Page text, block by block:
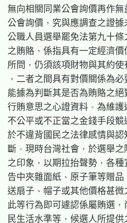
無向相關同業公會詢價再作
公會詢價，究與應調查之證
公職人員選舉罷免法第九十
之賄賂，係指具有一定經濟
所問，仍須該項財物與其約
，二者之間具有對價關係為
能據為判斷其是否為賄賂之
行賄意思之心證資料。為維
不公平或不正當之金錢手段
於不違背國民之法律感情與
斷。現時台灣社會，於選舉
之印象，以期拉抬聲勢，各
告中夾雜面紙、原子筆等贈
送扇子、帽子或其他價格甚
此等行為即可遽認係屬賄選
民生活水準等，候選人所提